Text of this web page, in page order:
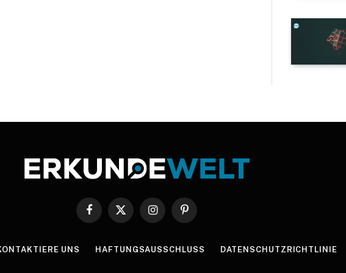
Facebook
X
InstagramPinterest
UNS HAFTUNGSAUSSCHLUSS DATENSCHUTZRICHTLINIE